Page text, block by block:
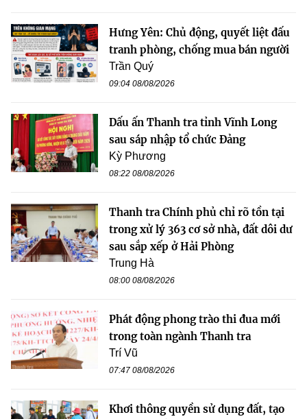
Hưng Yên: Chủ động, quyết liệt đấu
tranh phòng, chống mua bán người
Trần Quý
09:04 08/08/2026
Dấu ấn Thanh tra tỉnh Vĩnh Long
sau sáp nhập tổ chức Đảng
Kỳ Phương
08:22 08/08/2026
Thanh tra Chính phủ chỉ rõ tồn tại
trong xử lý 363 cơ sở nhà, đất dôi dư
sau sắp xếp ở Hải Phòng
Trung Hà
08:00 08/08/2026
Phát động phong trào thi đua mới
trong toàn ngành Thanh tra
Trí Vũ
07:47 08/08/2026
Khơi thông quyền sử dụng đất, tạo